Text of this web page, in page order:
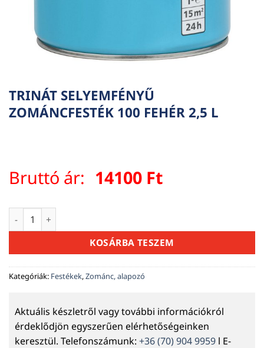
TRINÁT SELYEMFÉNYŰ
ZOMÁNCFESTÉK 100 FEHÉR 2,5 L
Bruttó ár: 14100 Ft
TRINÁT SELYEMFÉNYŰ ZOMÁNCFESTÉK 100 FEHÉR 2,5 L
KOSÁRBA TESZEM
Kategóriák: Festékek,Zománc, alapozó
Aktuális készletről vagy további információkról
érdeklődjön egyszerűen elérhetőségeinken
keresztül. Telefonszámunk: +36 (70) 904 9959 l E-